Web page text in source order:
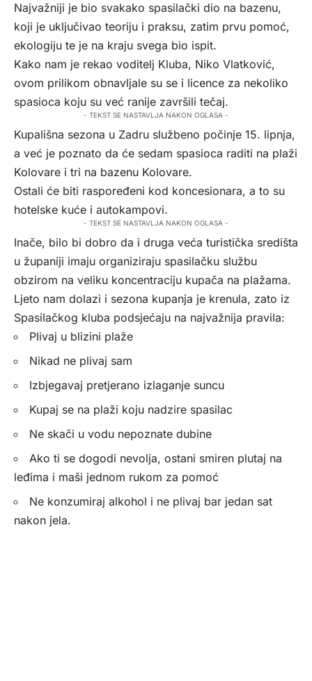
Najvažniji je bio svakako spasilački dio na bazenu,
koji je uključivao teoriju i praksu, zatim prvu pomoć,
ekologiju te je na kraju svega bio ispit.
Kako nam je rekao voditelj Kluba, Niko Vlatković,
ovom prilikom obnavljale su se i licence za nekoliko
spasioca koju su već ranije završili tečaj.
- TEKST SE NASTAVLJA NAKON OGLASA -
Kupališna sezona u Zadru službeno počinje 15. lipnja,
a već je poznato da će sedam spasioca raditi na plaži
Kolovare i tri na bazenu Kolovare.
Ostali će biti raspoređeni kod koncesionara, a to su
hotelske kuće i autokampovi.
- TEKST SE NASTAVLJA NAKON OGLASA -
Inače, bilo bi dobro da i druga veća turistička središta
u županiji imaju organiziraju spasilačku službu
obzirom na veliku koncentraciju kupača na plažama.
Ljeto nam dolazi i sezona kupanja je krenula, zato iz
Spasilačkog kluba podsjećaju na najvažnija pravila:
Plivaj u blizini plaže
Nikad ne plivaj sam
Izbjegavaj pretjerano izlaganje suncu
Kupaj se na plaži koju nadzire spasilac
Ne skači u vodu nepoznate dubine
Ako ti se dogodi nevolja, ostani smiren plutaj na
leđima i maši jednom rukom za pomoć
Ne konzumiraj alkohol i ne plivaj bar jedan sat
nakon jela.